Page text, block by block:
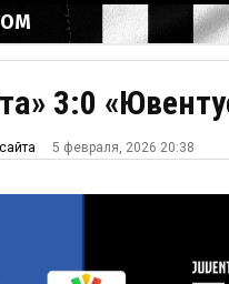
3:0
5 февраля, 2026 20:38